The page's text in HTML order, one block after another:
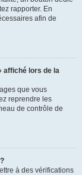
rapporter. En
afin de
affiché lors de la
que vous
reprendre les
de contrôle de
à des vérifications